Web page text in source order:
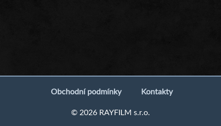
Obchodní podmínky Kontakty
© 2026 RAYFILM s.r.o.